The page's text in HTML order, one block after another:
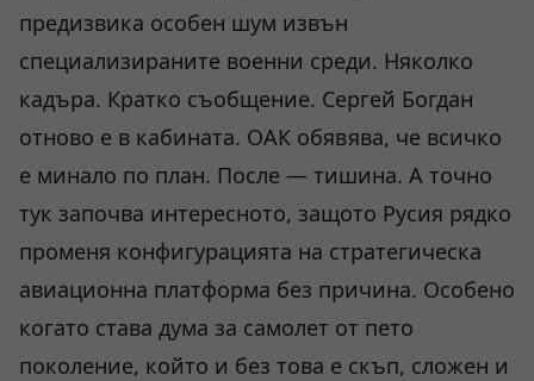
предизвика особен шум извън
специализираните военни среди. Няколко
кадъра. Кратко съобщение. Сергей Богдан
отново е в кабината. ОАК обявява, че всичко
е минало по план. После — тишина. А точно
тук започва интересното, защото Русия рядко
променя конфигурацията на стратегическа
авиационна платформа без причина. Особено
когато става дума за самолет от пето
поколение, който и без това е скъп, сложен и